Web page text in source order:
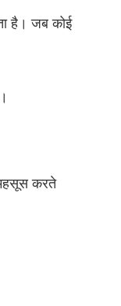
है। जब कोई
करते